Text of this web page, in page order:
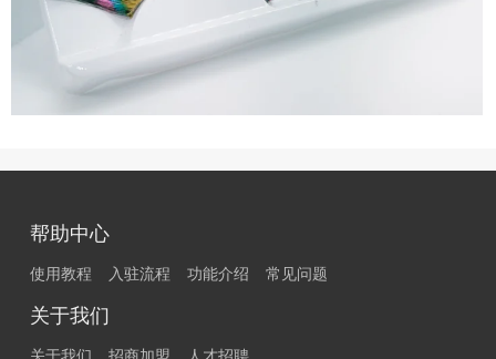
帮助中心
使用教程 入驻流程 功能介绍 常见问题
关于我们